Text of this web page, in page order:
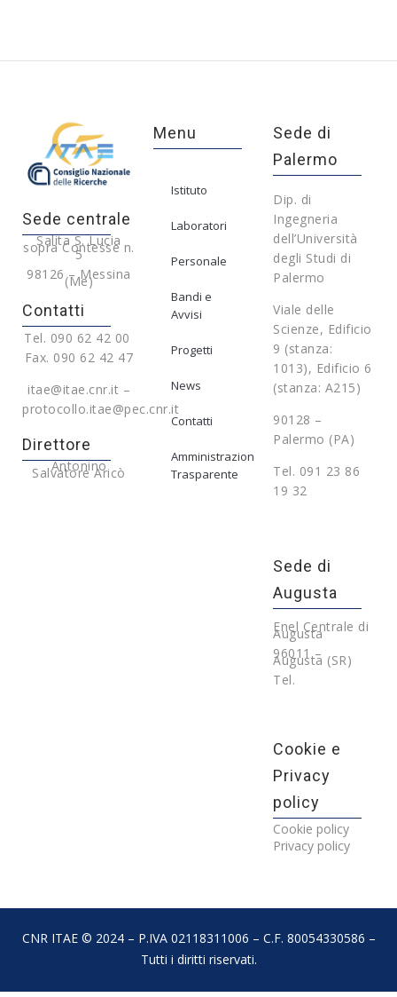
Sede centrale
Salita S. Lucia
sopra Contesse n.
5
98126 – Messina
(Me)
Contatti
Tel. 090 62 42 00
Fax. 090 62 42 47
itae@itae.cnr.it –
protocollo.itae@pec.cnr.it
Direttore
Antonino
Salvatore Aricò
Menu
Istituto
Laboratori
Personale
Bandi e
Avvisi
Progetti
News
Contatti
Amministrazione
Trasparente
Sede di
Palermo
Dip. di
Ingegneria
dell’Università
degli Studi di
Palermo
Viale delle
Scienze, Edificio
9 (stanza:
1013), Edificio 6
(stanza: A215)
90128 –
Palermo (PA)
Tel. 091 23 86
19 32
Sede di
Augusta
Enel Centrale di
Augusta
96011 –
Augusta (SR)
Tel.
Cookie e
Privacy
policy
Cookie policy
Privacy policy
CNR ITAE © 2024 – P.IVA 02118311006 – C.F. 80054330586 –
Tutti i diritti riservati.